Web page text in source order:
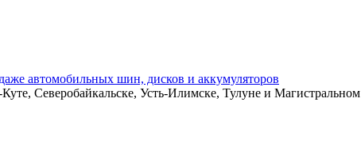
Северобайкальске, Усть-Илимске, Тулуне и Магистральном